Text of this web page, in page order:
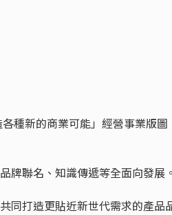
種新的商業可能」經營事業版圖
牌聯名、知識傳遞等全面向發展。
同打造更貼近新世代需求的產品